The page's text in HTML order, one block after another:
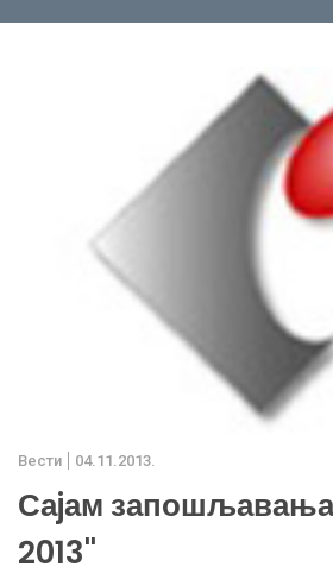
Вести 04.11.2013.
Саjам
2013''